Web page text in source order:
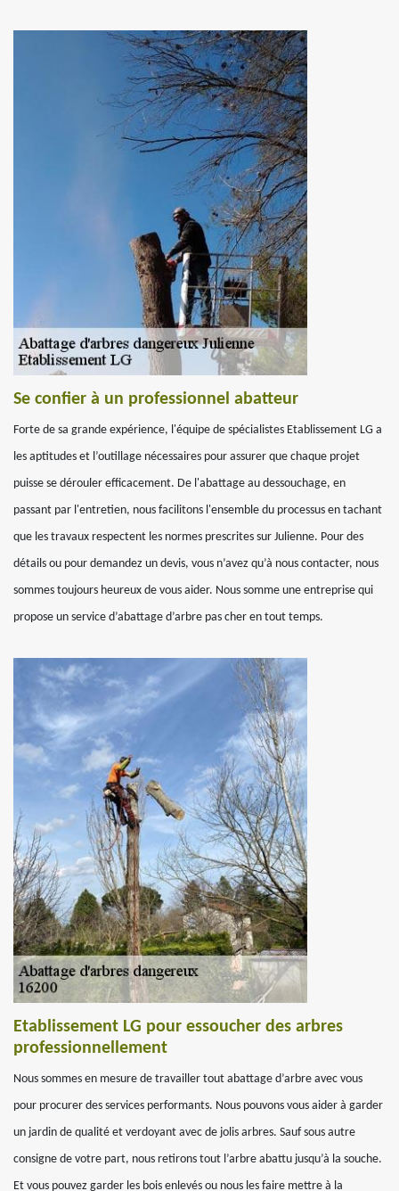
Se confier à un professionnel abatteur
Forte de sa grande expérience, l'équipe de spécialistes Etablissement LG a
les aptitudes et l’outillage nécessaires pour assurer que chaque projet
puisse se dérouler efficacement. De l'abattage au dessouchage, en
passant par l'entretien, nous facilitons l'ensemble du processus en tachant
que les travaux respectent les normes prescrites sur Julienne. Pour des
détails ou pour demandez un devis, vous n’avez qu’à nous contacter, nous
sommes toujours heureux de vous aider. Nous somme une entreprise qui
propose un service d’abattage d’arbre pas cher en tout temps.
Etablissement LG pour essoucher des arbres
professionnellement
Nous sommes en mesure de travailler tout abattage d’arbre avec vous
pour procurer des services performants. Nous pouvons vous aider à garder
un jardin de qualité et verdoyant avec de jolis arbres. Sauf sous autre
consigne de votre part, nous retirons tout l’arbre abattu jusqu’à la souche.
Et vous pouvez garder les bois enlevés ou nous les faire mettre à la